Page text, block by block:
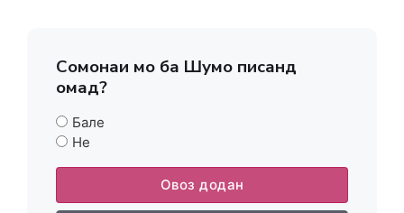
Сомонаи мо ба Шумо писанд
омад?
Бале
Не
Овоз додан